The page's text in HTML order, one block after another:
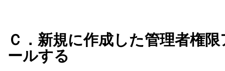
Ｃ．新規に作成した管理者権
ールする